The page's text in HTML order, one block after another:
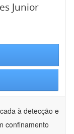
Junior
à detecção e
confinamento